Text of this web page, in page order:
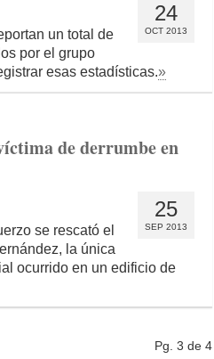
24
OCT 2013
un total de
por el grupo
esas estadísticas.»
de derrumbe en
25
SEP 2013
se rescató el
la única
ocurrido en un edificio de
Pg. 3 de 4